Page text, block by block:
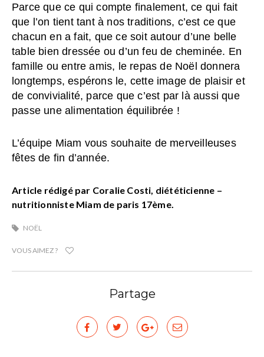
Parce que ce qui compte finalement, ce qui fait
que l’on tient tant à nos traditions, c’est ce que
chacun en a fait, que ce soit autour d’une belle
table bien dressée ou d’un feu de cheminée. En
famille ou entre amis, le repas de Noël donnera
longtemps, espérons le, cette image de plaisir et
de convivialité, parce que c’est par là aussi que
passe une alimentation équilibrée !
L’équipe Miam vous souhaite de merveilleuses
fêtes de fin d’année.
Article rédigé par Coralie Costi, diététicienne –
nutritionniste Miam de paris 17ème.
NOËL
VOUS AIMEZ ?
Partage